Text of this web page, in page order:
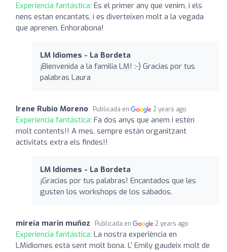
Experiencia fantástica: Es el primer any que venim, i els
nens estan encantats, i es diverteixen molt a la vegada
que aprenen. Enhorabona!
LM Idiomes - La Bordeta
¡Bienvenida a la familia LM! :-) Gracias por tus
palabras Laura
Irene Rubio Moreno Publicada en 2 years ago
Experiencia fantástica: Fa dos anys que anem i estén
molt contents!! A mes, sempre están organitzant
activitats extra els findes!!
LM Idiomes - La Bordeta
¡Gracias por tus palabras! Encantados que les
gusten los workshops de los sábados.
mireia marin muñoz Publicada en 2 years ago
Experiencia fantástica: La nostra experiència en
LMidiomes està sent molt bona. L’ Emily gaudeix molt de